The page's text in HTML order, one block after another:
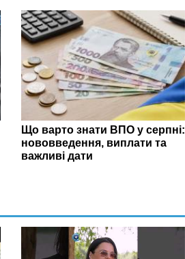
Що варто знати ВПО у серпні:
нововведення, виплати та
важливі дати